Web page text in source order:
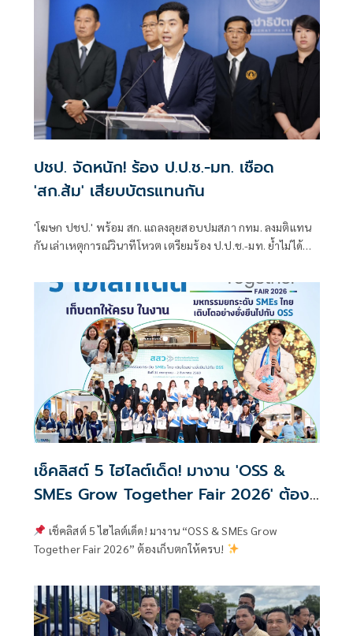
ปชป. จัดหนัก! ร้อง ป.ป.ช.-มท. เชือด
'สก.ส้ม' เสียบบัตรแทนกัน
'โฆษก ปชป.' พร้อม สก. แถลงลุยสอบปมสภา กทม. ลงมติแทน
กัน เล่าเหตุการณ์วินาทีโหวต เตรียมร้อง ป.ป.ช.-มท. ย้ำไม่ได้
เช็คลิสต์ 5 ไฮไลต์เด็ด! มางาน 'OSS &
SMEs Grow Together Fair 2026' ต้อง
เช็คลิสต์ 5 ไฮไลต์เด็ด! มางาน “OSS & SMEs Grow
Together Fair 2026” ต้องเก็บตกให้ครบ!